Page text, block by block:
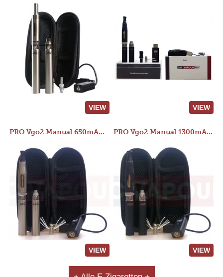
VIEW VIEW
PRO Vgo2 Manual 650mAh Kit
VIEW
PRO Vgo2 Manual 1300mAh Kit
VIEW